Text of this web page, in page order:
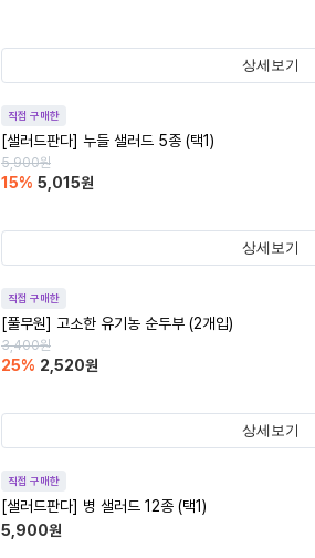
상세보기
직접 구매한
[샐러드판다] 누들 샐러드 5종 (택1)
5,900원
15% 5,015원
상세보기
직접 구매한
[풀무원] 고소한 유기농 순두부 (2개입)
3,400원
25% 2,520원
상세보기
직접 구매한
[샐러드판다] 병 샐러드 12종 (택1)
5,900원